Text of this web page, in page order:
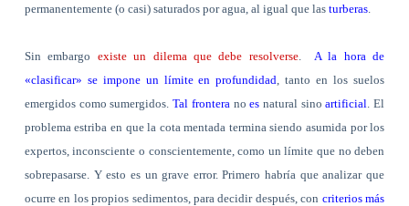
permanentemente (o casi) saturados por agua, al igual que las turberas.
Sin embargo existe un dilema que debe resolverse.
A la hora de
«clasificar» se impone un límite en profundidad , tanto en los suelos
emergidos como sumergidos.Tal frontera noes natural sinoartificial . El
problema estriba en que la cota mentada termina siendo asumida por los
expertos, inconsciente o conscientemente, como un límite que no deben
sobrepasarse. Y esto es un grave error. Primero habría que analizar que
ocurre en los propios sedimentos, para decidir después, con criterios más